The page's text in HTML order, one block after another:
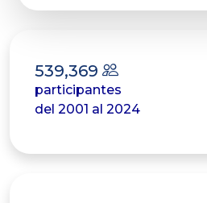
539,369
participantes
del 2001 al 2024